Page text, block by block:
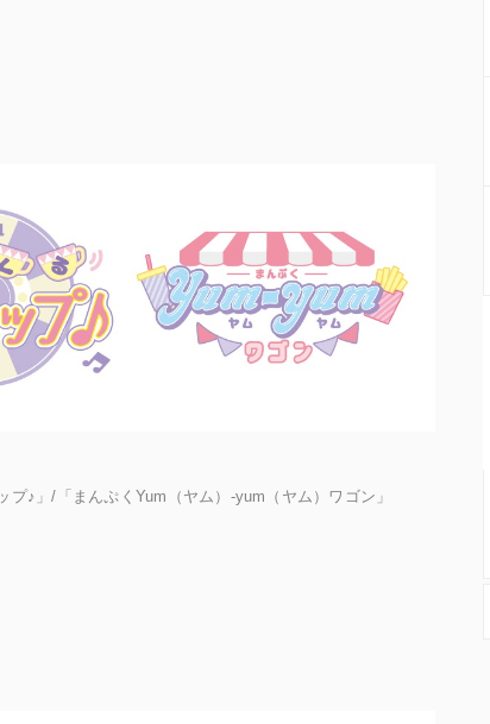
♪」/「まんぷくYum（ヤム）-yum（ヤム）ワゴン」